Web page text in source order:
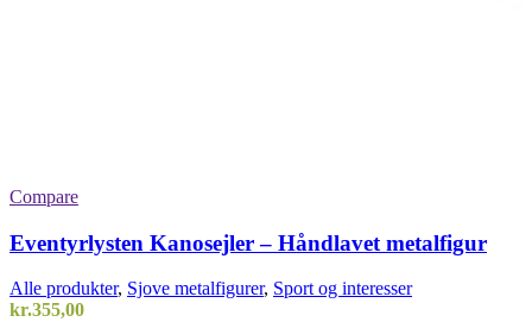
Compare
Eventyrlysten Kanosejler – Håndlavet metalfigur
Alle produkter, Sjove metalfigurer, Sport og interesser
kr.355,00